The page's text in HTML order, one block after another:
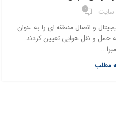
سایت 0
و اتصال منطقه ای را به عنوان
حمل و نقل هوایی تعیین کردند.
مطلب